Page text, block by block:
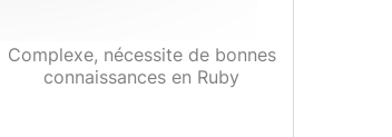
Complexe, nécessite de bonnes
connaissances en Ruby